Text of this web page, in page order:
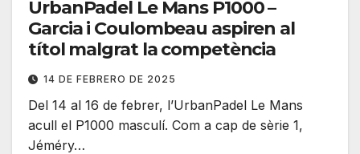
UrbanPadel Le Mans P1000 –
Garcia i Coulombeau aspiren al
títol malgrat la competència
14 DE FEBRERO DE 2025
Del 14 al 16 de febrer, l’UrbanPadel Le Mans
acull el P1000 masculí. Com a cap de sèrie 1,
Jéméry…